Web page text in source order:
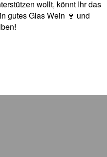
wollt, könnt Ihr das
gutes Glas Wein 🍷 und